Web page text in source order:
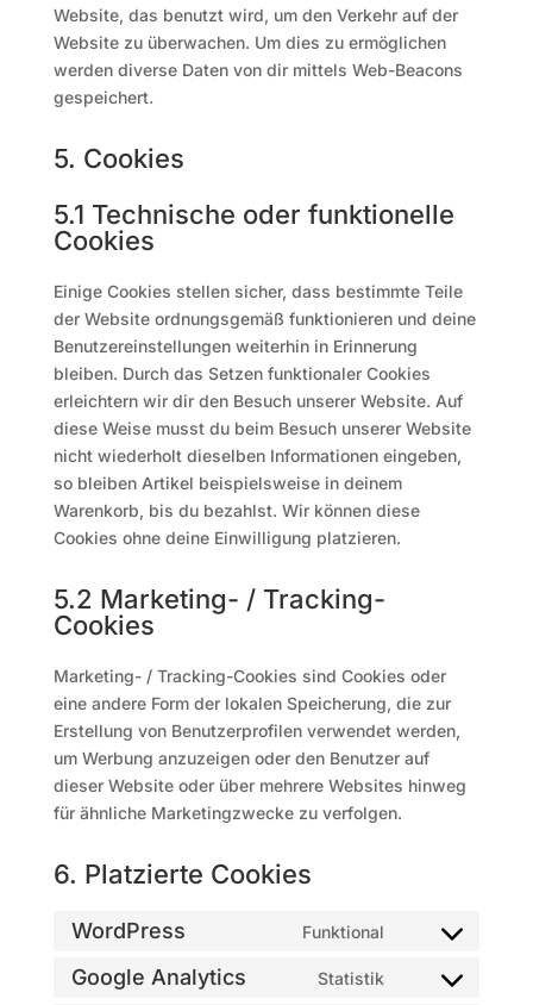
Website, das benutzt wird, um den Verkehr auf der
Website zu überwachen. Um dies zu ermöglichen
werden diverse Daten von dir mittels Web-Beacons
gespeichert.
5. Cookies
5.1 Technische oder funktionelle
Cookies
Einige Cookies stellen sicher, dass bestimmte Teile
der Website ordnungsgemäß funktionieren und deine
Benutzereinstellungen weiterhin in Erinnerung
bleiben. Durch das Setzen funktionaler Cookies
erleichtern wir dir den Besuch unserer Website. Auf
diese Weise musst du beim Besuch unserer Website
nicht wiederholt dieselben Informationen eingeben,
so bleiben Artikel beispielsweise in deinem
Warenkorb, bis du bezahlst. Wir können diese
Cookies ohne deine Einwilligung platzieren.
5.2 Marketing- / Tracking-
Cookies
Marketing- / Tracking-Cookies sind Cookies oder
eine andere Form der lokalen Speicherung, die zur
Erstellung von Benutzerprofilen verwendet werden,
um Werbung anzuzeigen oder den Benutzer auf
dieser Website oder über mehrere Websites hinweg
für ähnliche Marketingzwecke zu verfolgen.
6. Platzierte Cookies
WordPress Funktional
Consent
Google Analytics Statistik
Consent